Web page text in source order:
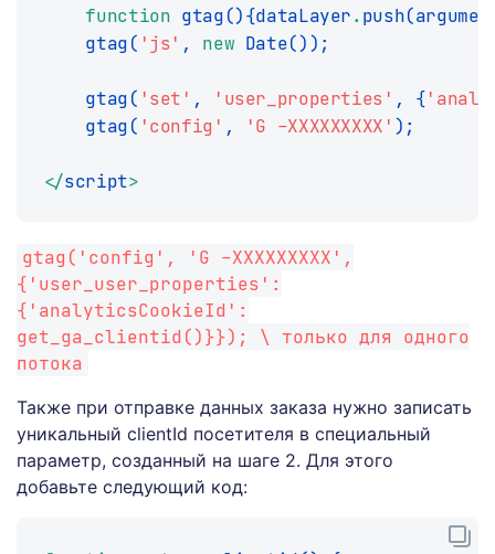
function gtag () {dataLayer . push(
gtag ( 'js' , new Date() ) ;
gtag ( 'set' , 'user_properties' , {
gtag ( 'config' , 'G -XXXXXXXXX' ) ;
</script>
gtag('config', 'G -XXXXXXXXX',
{'user_user_properties':
{'analyticsCookieId':
get_ga_clientid()}}); \ только для одного
потока
Также при отправке данных заказа нужно записать
уникальный clientId посетителя в специальный
параметр, созданный на шаге 2. Для этого
добавьте следующий код: